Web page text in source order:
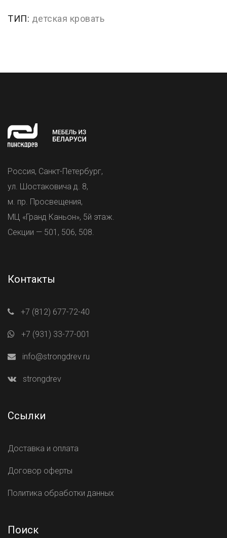
ТИП: детская кровать
Россия, Санкт-Петербург,
ул. Шостаковича д. 8,
м. пр. Просвещения,
МЦ «Гранд Каньон», 5й этаж.
Секции — 501, 506, 508.
Контакты
+7 (812) 677-72-40
+7 (931) 33-77-001
info@strongdrev.ru
strongdrev
Ссылки
Доставка и оплата
Договор оферты
Политика обработки данных
Поиск